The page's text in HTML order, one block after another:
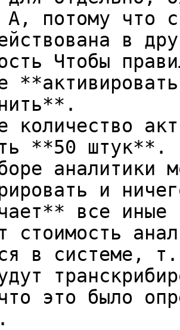
А, потому что
в
Чтобы
количество
**50 штук**.
аналитики
и
все иные
стоимость
в системе,
это было